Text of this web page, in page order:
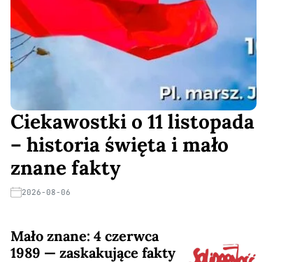
Ciekawostki o 11 listopada
– historia święta i mało
znane fakty
2026-08-06
Mało znane: 4 czerwca
1989 — zaskakujące fakty